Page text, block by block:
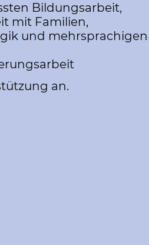
Bildungsarbeit,
mit Familien,
und mehrsprachigen
an.